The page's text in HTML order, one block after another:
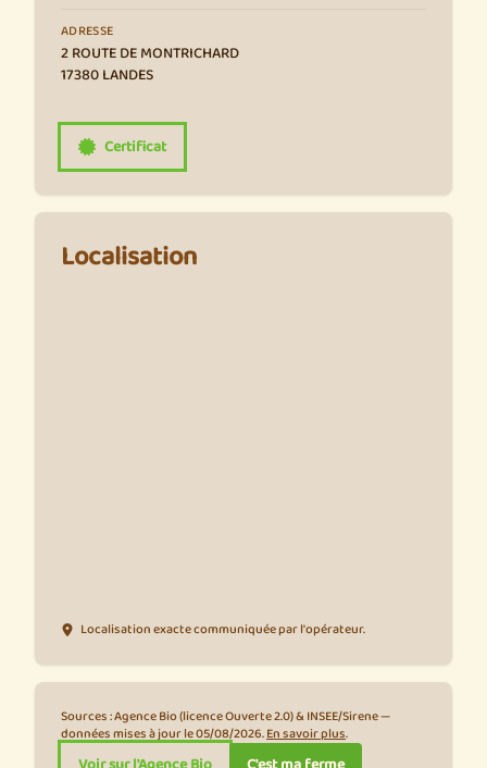
ADRESSE
2 ROUTE DE MONTRICHARD
17380 LANDES
Certificat
Localisation
Localisation exacte communiquée par l'opérateur.
Sources : Agence Bio (licence Ouverte 2.0) & INSEE/Sirene —
données mises à jour le 05/08/2026.En savoir plus.